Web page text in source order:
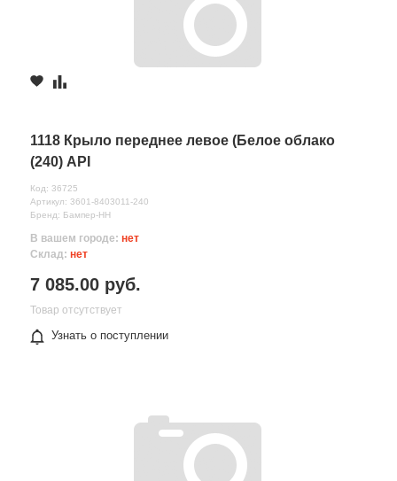
1118 Крыло переднее левое (Белое облако
(240) API
Код: 36725
Артикул: 3601-8403011-240
Бренд: Бампер-НН
В вашем городе: нет
Склад: нет
7 085.00 руб.
Товар отсутствует
Узнать о поступлении